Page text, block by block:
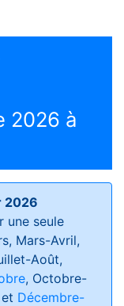
2026 à
2026
une seule
Mars-Avril,
Août,
, Octobre-
Décembre-